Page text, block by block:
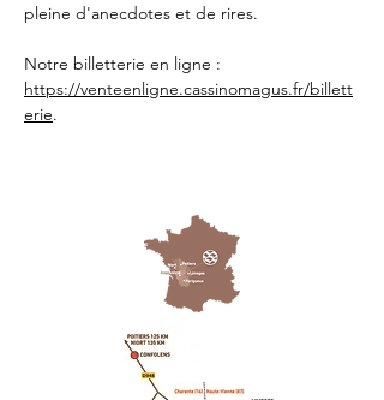
pleine d'anecdotes et de rires.
Notre billetterie en ligne :
https://venteenligne.cassinomagus.fr/billett
erie.